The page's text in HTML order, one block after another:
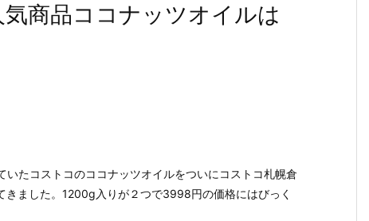
商品ココナッツオイルは
いたコストコのココナッツオイルをついにコストコ札幌倉
きました。1200g入りが２つで3998円の価格にはびっく